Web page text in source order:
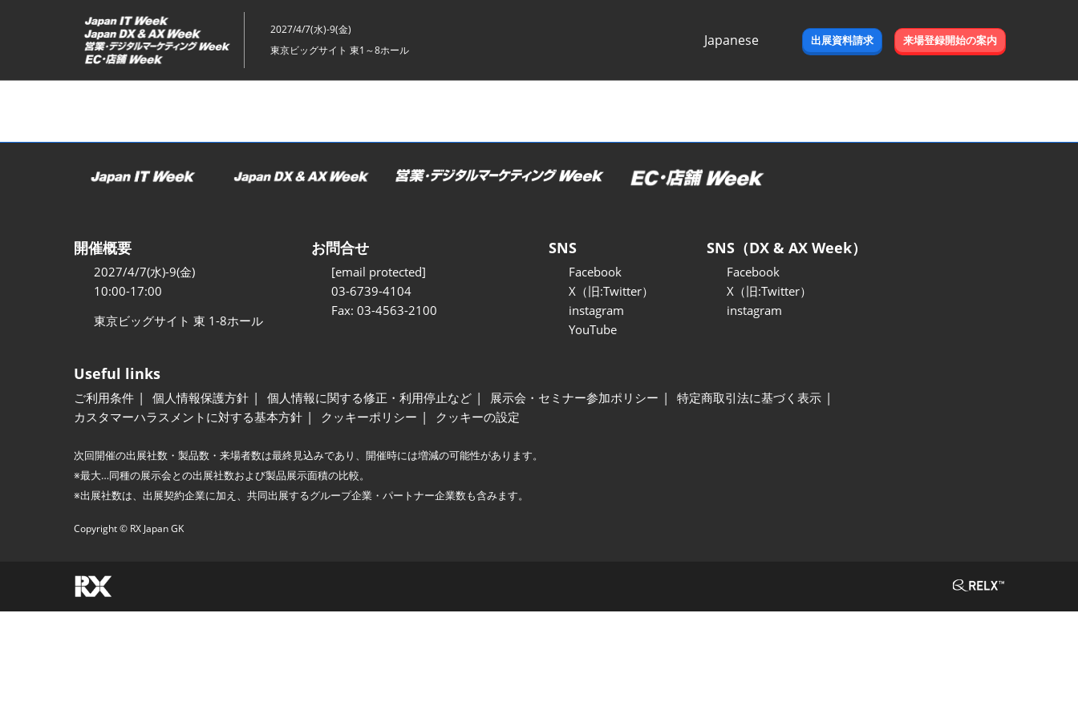
ッ
2027/4/7(水)-9(金)
東京ビッグサイト 東1～8ホール
Japanese
出展資料請求 来場登録開始の案内
開催概要
2027/4/7(水)-9(金)
10:00-17:00
東京ビッグサイト 東 1-8ホール
お問合せ
[email protected]
03-6739-4104
Fax: 03-4563-2100
SNS
Facebook
X（旧:Twitter）
instagram
YouTube
SNS（DX & AX Week）
Facebook
X（旧:Twitter）
instagram
Useful links
ご利用条件 個人情報保護方針 個人情報に関する修正・利用停止など 展示会・セミナー参加ポリシー
特定商取引法に基づく表示
カスタマーハラスメントに対する基本方針
クッキーポリシー クッキーの設定
次回開催の出展社数・製品数・来場者数は最終見込みであり、開催時には増減の可能性があります。
※最大…同種の展示会との出展社数および製品展示面積の比較。
※出展社数は、出展契約企業に加え、共同出展するグループ企業・パートナー企業数も含みます。
Copyright © RX Japan GK